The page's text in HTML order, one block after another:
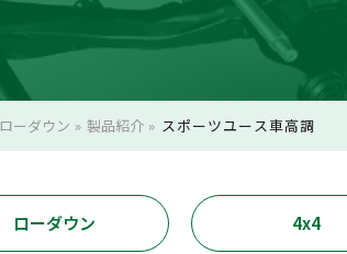
ローダウン »製品紹介 » スポーツユース車高調
ローダウン 4x4